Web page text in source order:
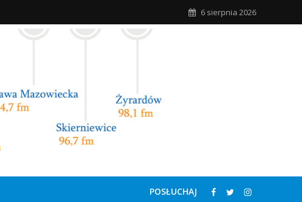
6 sierpnia 2026
POSŁUCHAJ